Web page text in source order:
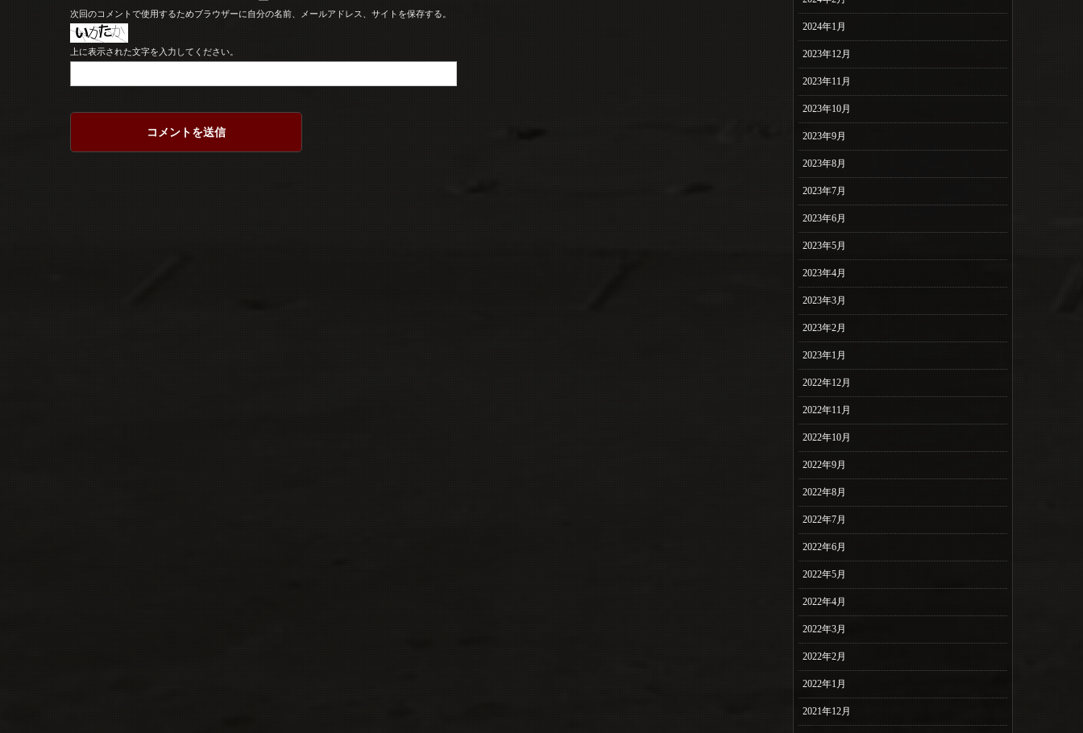
次回のコメントで使用するためブラウザーに自分の名前、メールアドレス、サイトを保存する。
上に表示された文字を入力してください。
2024年1月
2023年12月
2023年11月
2023年10月
2023年9月
2023年8月
2023年7月
2023年6月
2023年5月
2023年4月
2023年3月
2023年2月
2023年1月
2022年12月
2022年11月
2022年10月
2022年9月
2022年8月
2022年7月
2022年6月
2022年5月
2022年4月
2022年3月
2022年2月
2022年1月
2021年12月